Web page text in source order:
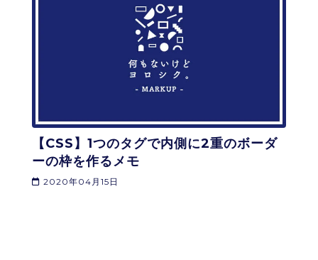
【CSS】1つのタグで内側に2重のボーダ
ーの枠を作るメモ
2020年04月15日